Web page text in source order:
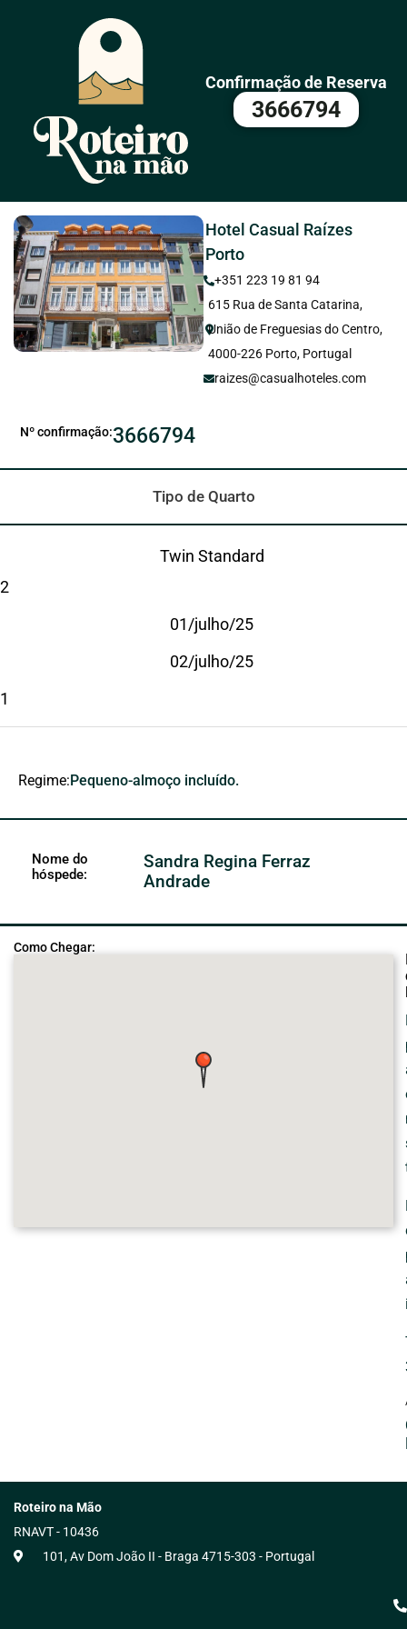
Confirmação de Reserva
3666794
Hotel Casual Raízes
Porto
+351 223 19 81 94
615 Rua de Santa Catarina,
União de Freguesias do Centro,
4000-226 Porto, Portugal
raizes@casualhoteles.com
Nº confirmação:3666794
Tipo de Quarto
Twin Standard
2
01/julho/25
02/julho/25
1
Regime:Pequeno-almoço incluído.
Nome do
hóspede:
Sandra Regina Ferraz
Andrade
Como Chegar:
Roteiro na Mão
RNAVT - 10436
101, Av Dom João II - Braga 4715-303 - Portugal